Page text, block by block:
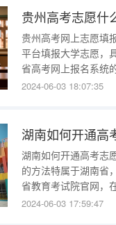
贵州高考志愿什
贵州高考网上志愿填
平台填报大学志愿，
省高考网上报名系统
注册需要提供个人基
2024-06-03 18:07:35
湖南如何开通高
湖南如何开通高考志
的方法特属于湖南省
省教育考试院官网，
试（湖南省）栏目下
2024-06-03 17:59:47